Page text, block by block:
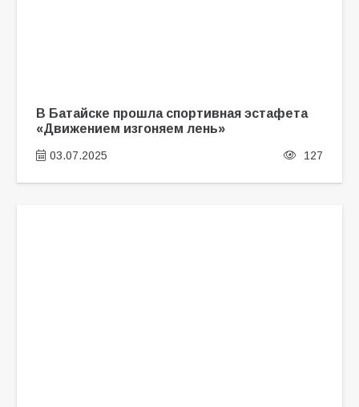
В Батайске прошла спортивная эстафета
«Движением изгоняем лень»
03.07.2025 127